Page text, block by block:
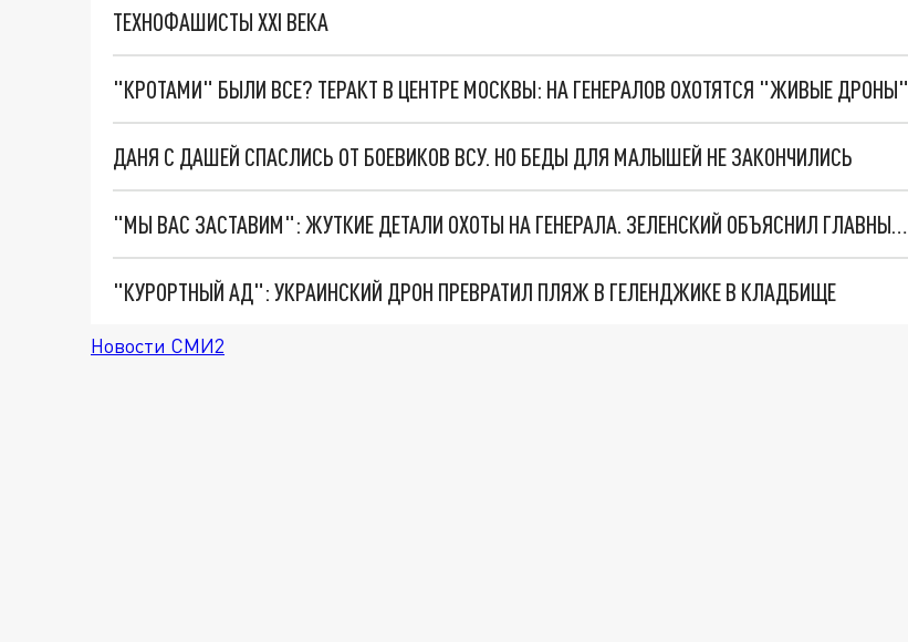
ТЕХНОФАШИСТЫ XXI ВЕКА
"КРОТАМИ" БЫЛИ ВСЕ? ТЕРАКТ В ЦЕНТРЕ МОСКВЫ: НА ГЕНЕРАЛОВ ОХОТЯТСЯ "ЖИВЫЕ ДРОНЫ"
ДАНЯ С ДАШЕЙ СПАСЛИСЬ ОТ БОЕВИКОВ ВСУ. НО БЕДЫ ДЛЯ МАЛЫШЕЙ НЕ ЗАКОНЧИЛИСЬ
"МЫ ВАС ЗАСТАВИМ": ЖУТКИЕ ДЕТАЛИ ОХОТЫ НА ГЕНЕРАЛА. ЗЕЛЕНСКИЙ ОБЪЯСНИЛ ГЛАВНЫЙ СМЫСЛ ТЕРАКТА В ЦЕНТРЕ МОСКВЫ
"КУРОРТНЫЙ АД": УКРАИНСКИЙ ДРОН ПРЕВРАТИЛ ПЛЯЖ В ГЕЛЕНДЖИКЕ В КЛАДБИЩЕ
Новости СМИ2